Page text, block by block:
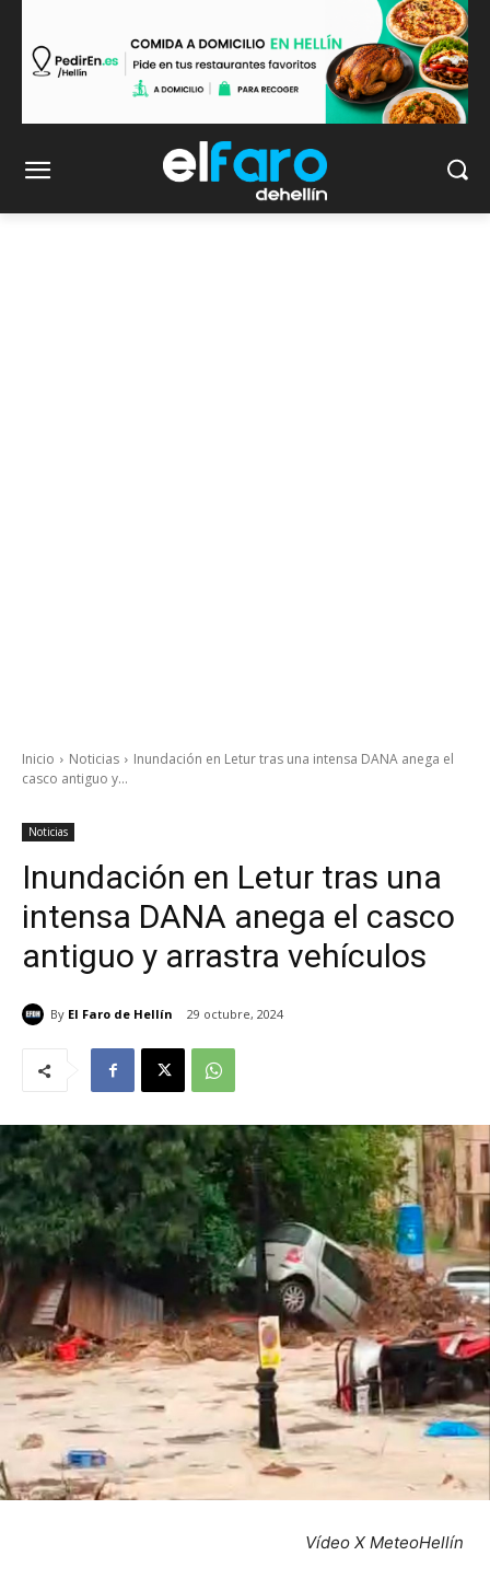
Inicio Noticias
Inundación en Letur tras una intensa DANA anega el
casco antiguo y...
Noticias
Inundación en Letur tras una
intensa DANA anega el casco
antiguo y arrastra vehículos
By El Faro de Hellín 29 octubre, 2024
Vídeo X MeteoHellín